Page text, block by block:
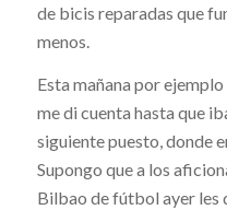
de bicis reparadas que
menos.
Esta mañana por
me di cuenta hasta que
siguiente puesto, donde
Supongo que a los
Bilbao de fútbol ayer les